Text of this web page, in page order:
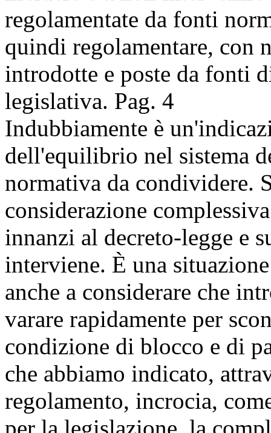
regolamentate da fonti
quindi regolamentare, con
introdotte e poste da fonti
legislativa. Pag. 4
Indubbiamente è
dell'equilibrio nel sistema
normativa da condividere.
considerazione
innanzi al decreto-legge e
interviene. È una
anche a considerare che
varare rapidamente per
condizione di blocco e di
che abbiamo indicato,
regolamento, incrocia,
per la legislazione, la